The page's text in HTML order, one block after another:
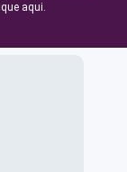
aqui.